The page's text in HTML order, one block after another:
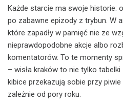
Każde starcie ma swoje historie:
po zabawne epizody z trybun. W
które zapadły w pamięć nie ze
nieprawdopodobne akcje albo
komentatorów. To te momenty
– wisła kraków to nie tylko
kibice przekazują sobie przy
zależnie od pory roku.